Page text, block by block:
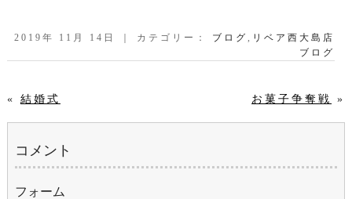
2019年 11月 14日 ｜ カテゴリー： ブログ, リベア西大島店
ブログ
« 結婚式 お菓子争奪戦 »
コメント
フォーム